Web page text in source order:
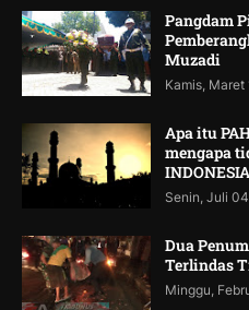
Pangdam
Muzadi
Kamis, Maret
Apa itu
mengapa
Senin, Juli
Dua
Terlindas
Minggu,